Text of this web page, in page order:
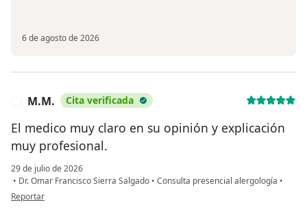
6 de agosto de 2026
M.M. Cita verificada
El medico muy claro en su opinión y explicación
muy profesional.
29 de julio de 2026
• Dr. Omar Francisco Sierra Salgado • Consulta presencial alergología •
en opinión del usuario M.M.
Reportar